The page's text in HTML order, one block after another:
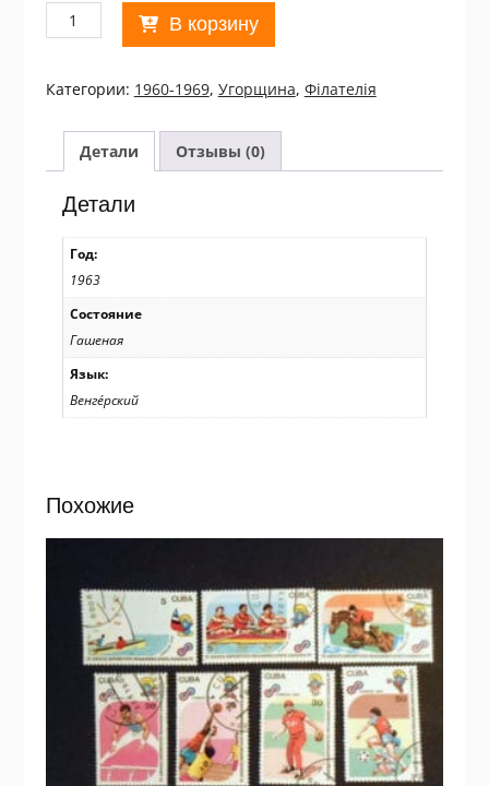
Количество
товара
1963
70th
Anniversary
of
the
Death
Ferenc
Erkel
СТО
/11020
В корзину
Категории: 1960-1969, Угорщина, Філателія
Детали Отзывы (0)
Детали
Год:
1963
Состояние
Гашеная
Язык:
Венге́рский
Похожие